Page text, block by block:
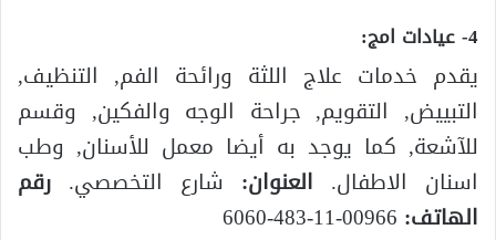
4- عيادات امج:
يقدم خدمات علاج اللثة ورائحة الفم, التنظيف,
التبييض, التقويم, جراحة الوجه والفكين, وقسم
للآشعة, كما يوجد به أيضا معمل للأسنان, وطب
اسنان الاطفال. العنوان: شارع التخصصي. رقم
الهاتف: